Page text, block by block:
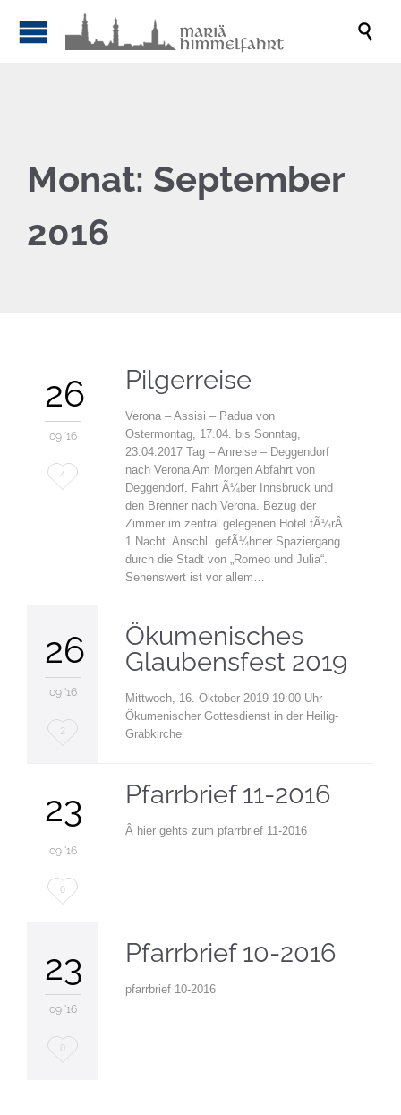

Monat: September
2016
26
09 '16
Love
4
Pilgerreise
Verona – Assisi – Padua von
Ostermontag, 17.04. bis Sonntag,
23.04.2017 Tag – Anreise – Deggendorf
nach Verona Am Morgen Abfahrt von
Deggendorf. Fahrt Ã¼ber Innsbruck und
den Brenner nach Verona. Bezug der
Zimmer im zentral gelegenen Hotel fÃ¼rÂ
1 Nacht. Anschl. gefÃ¼hrter Spaziergang
durch die Stadt von „Romeo und Julia“.
Sehenswert ist vor allem…
26
09 '16
Love
2
Ökumenisches
Glaubensfest 2019
Mittwoch, 16. Oktober 2019 19:00 Uhr
Ökumenischer Gottesdienst in der Heilig-
Grabkirche
23
09 '16
Love
0
Pfarrbrief 11-2016
Â hier gehts zum pfarrbrief 11-2016
23
09 '16
Love
0
Pfarrbrief 10-2016
pfarrbrief 10-2016